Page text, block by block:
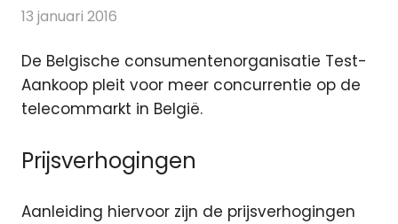
13 januari 2016
De Belgische consumentenorganisatie Test-
Aankoop pleit voor meer concurrentie op de
telecommarkt in België.
Prijsverhogingen
Aanleiding hiervoor zijn de prijsverhogingen